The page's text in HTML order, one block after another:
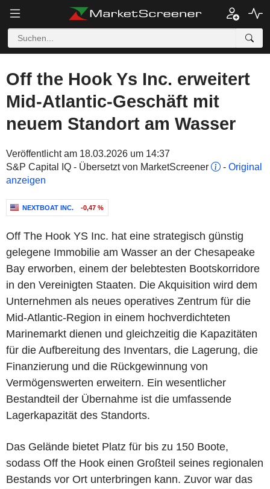
Off the Hook Ys Inc. erweitert
Mid-Atlantic-Geschäft mit
neuem Standort am Wasser
Veröffentlicht am 18.03.2026 um 14:37
S&P Capital IQ - Übersetzt von MarketScreener
- Original
anzeigen
NEXTBOAT INC. -0,47 %
Off The Hook YS Inc. hat eine strategisch günstig
gelegene Immobilie am Wasser an der Chesapeake
Bay erworben, einem der belebtesten Bootskorridore
in den Vereinigten Staaten. Die Akquisition wird dem
Unternehmen als neues operatives Zentrum für die
Mid-Atlantic-Region in einem hochverdichteten
Marinemarkt dienen und gleichzeitig die Kapazitäten
für die Aufbereitung des Inventars, die Lagerung, die
Finanzierung und die Rückgewinnung von
Vermögenswerten erweitern. Ein wesentlicher
Bestandteil der Übernahme ist die umfassende
Lagerkapazität des Standorts.
Das Gelände bietet Platz für bis zu 150 Boote,
sodass Off the Hook einen Großteil seines regionalen
Bestands vor Ort unterbringen kann. Zuvor war das